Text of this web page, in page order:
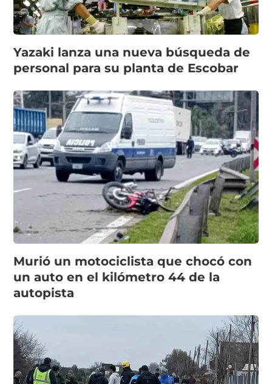
Yazaki lanza una nueva búsqueda de
personal para su planta de Escobar
Murió un motociclista que chocó con
un auto en el kilómetro 44 de la
autopista